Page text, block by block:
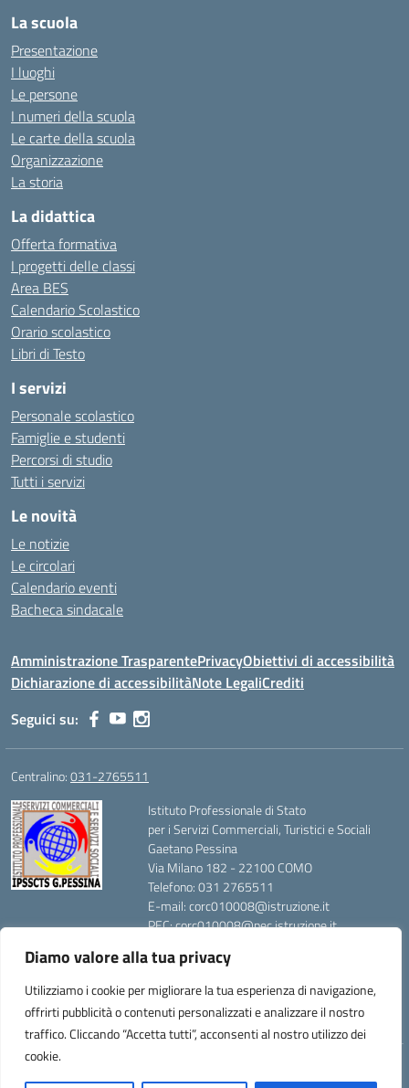
Diamo valore alla tua privacy
Utilizziamo i cookie per migliorare la tua esperienza di navigazione,
offrirti pubblicità o contenuti personalizzati e analizzare il nostro
traffico. Cliccando “Accetta tutti”, acconsenti al nostro utilizzo dei
cookie.
La scuola
Presentazione
I luoghi
Le persone
I numeri della scuola
Le carte della scuola
Organizzazione
La storia
La didattica
Offerta formativa
I progetti delle classi
Area BES
Calendario Scolastico
Orario scolastico
Libri di Testo
I servizi
Personale scolastico
Famiglie e studenti
Percorsi di studio
Tutti i servizi
Le novità
Le notizie
Le circolari
Calendario eventi
Bacheca sindacale
Amministrazione TrasparentePrivacyObiettivi di accessibilità
Dichiarazione di accessibilitàNote LegaliCrediti
Seguici su:
Centralino:031-2765511
Istituto Professionale di Stato
per i Servizi Commerciali, Turistici e Sociali
Gaetano Pessina
Via Milano 182 - 22100 COMO
Telefono: 031 2765511
E-mail: corc010008@istruzione.it
PEC: corc010008@pec.istruzione.it
Codice Fiscale: 80014420139